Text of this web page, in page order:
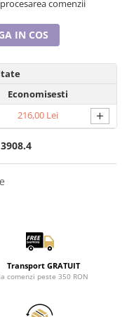
comenzii
IN COS
Economisesti
216,00 Lei +
Transport GRATUIT
la comenzi peste 350 RON